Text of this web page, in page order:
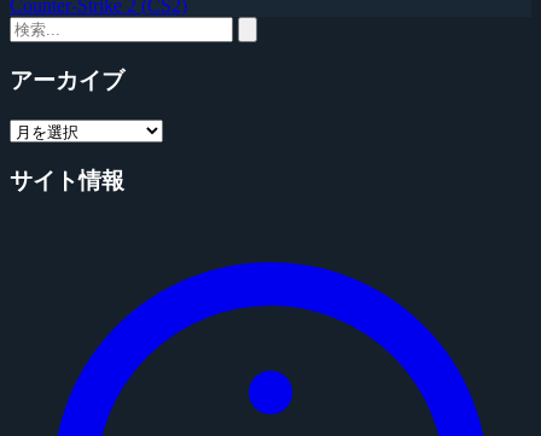
Counter-Strike 2 (CS2)
アーカイブ
サイト情報